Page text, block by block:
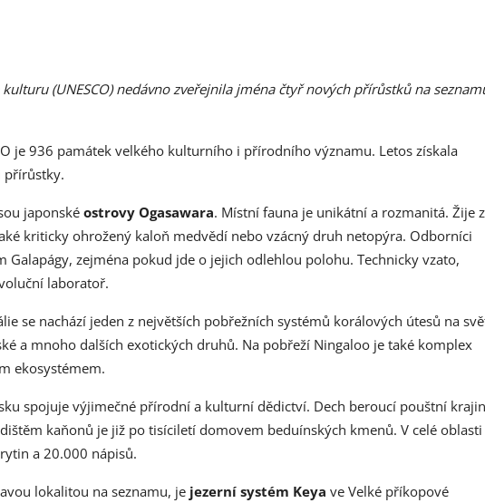
(UNESCO) nedávno zveřejnila jména čtyř nových přírůstků na
je 936 památek velkého kulturního i přírodního významu. Letos získala
přírůstky.
japonské ostrovy Ogasawara. Místní fauna je unikátní a rozmanitá. Žije
kriticky ohrožený kaloň medvědí nebo vzácný druh netopýra. Odborníci
zejména pokud jde o jejich odlehlou polohu. Technicky vzato,
laboratoř.
se nachází jeden z největších pobřežních systémů korálových útesů na
a mnoho dalších exotických druhů. Na pobřeží Ningaloo je také komplex
ekosystémem.
spojuje výjimečné přírodní a kulturní dědictví. Dech beroucí pouštní
kaňonů je již po tisíciletí domovem beduínských kmenů. V celé oblasti
a 20.000 nápisů.
lokalitou na seznamu, je jezerní systém Keya ve Velké příkopové